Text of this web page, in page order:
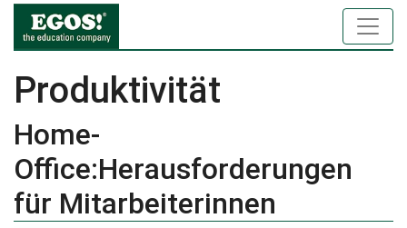
Produktivität
Home-
Office:Herausforderungen
für Mitarbeiterinnen